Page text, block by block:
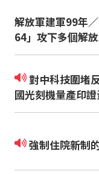
解放軍建軍99年
64」攻下多個解
對中科技圍堵反加速中國科技自主？！中
國光刻機量產印
強制住院新制